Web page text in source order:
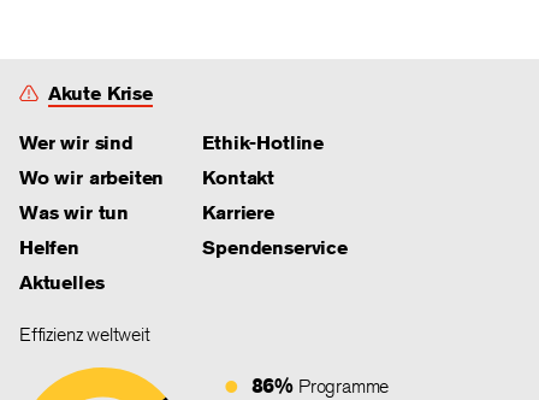
Akute Krise
Wer wir sind
Wo wir arbeiten
Was wir tun
Helfen
Aktuelles
Ethik-Hotline
Kontakt
Karriere
Spendenservice
Effizienz weltweit
86% Programme